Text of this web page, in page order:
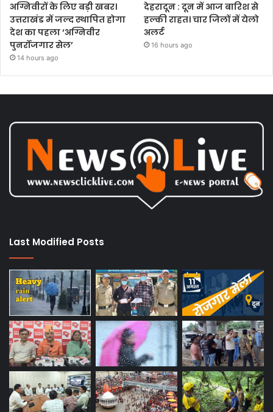
अग्निवीरों के लिए बड़ी खबर।
उत्तराखंड में जल्द स्थापित होगा
देश का पहला ‘अग्निवीर
पुनर्रोजगार सेल’
14 hours ago
देहरादून : दून में आज बारिश से
हल्की राहत। चार जिलों में येलो
अलर्ट
16 hours ago
Last Modified Posts